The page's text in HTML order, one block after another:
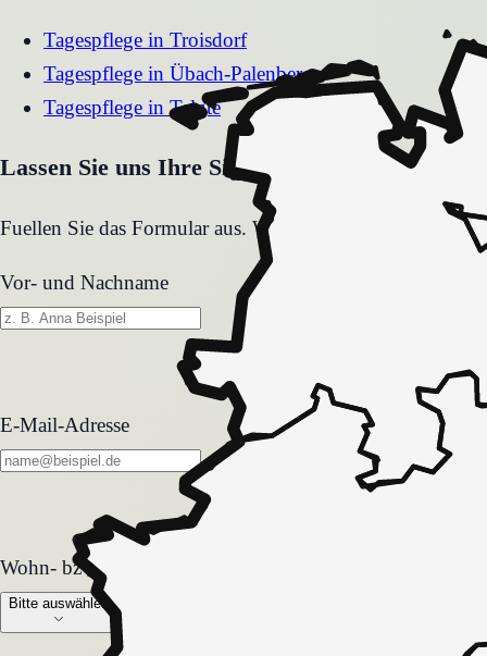
Tagespflege in Troisdorf
Tagespflege in Übach-Palenberg
Tagespflege inTelgte
Lassen Sie uns Ihre Situation gemeinsam
Fuellen Sie das Formular aus. Wir melden uns zeitnah
Vor- und Nachname
E-Mail-Adresse
Wohn- bzw. Pflegeform
Wohn- bzw. Pflegeform
Bitte auswählen